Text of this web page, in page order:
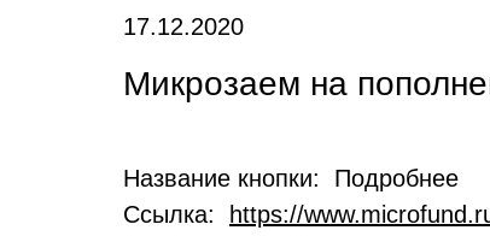
17.12.2020
Микрозаем на
Название кнопки: Подробнее
Ссылка:
https://